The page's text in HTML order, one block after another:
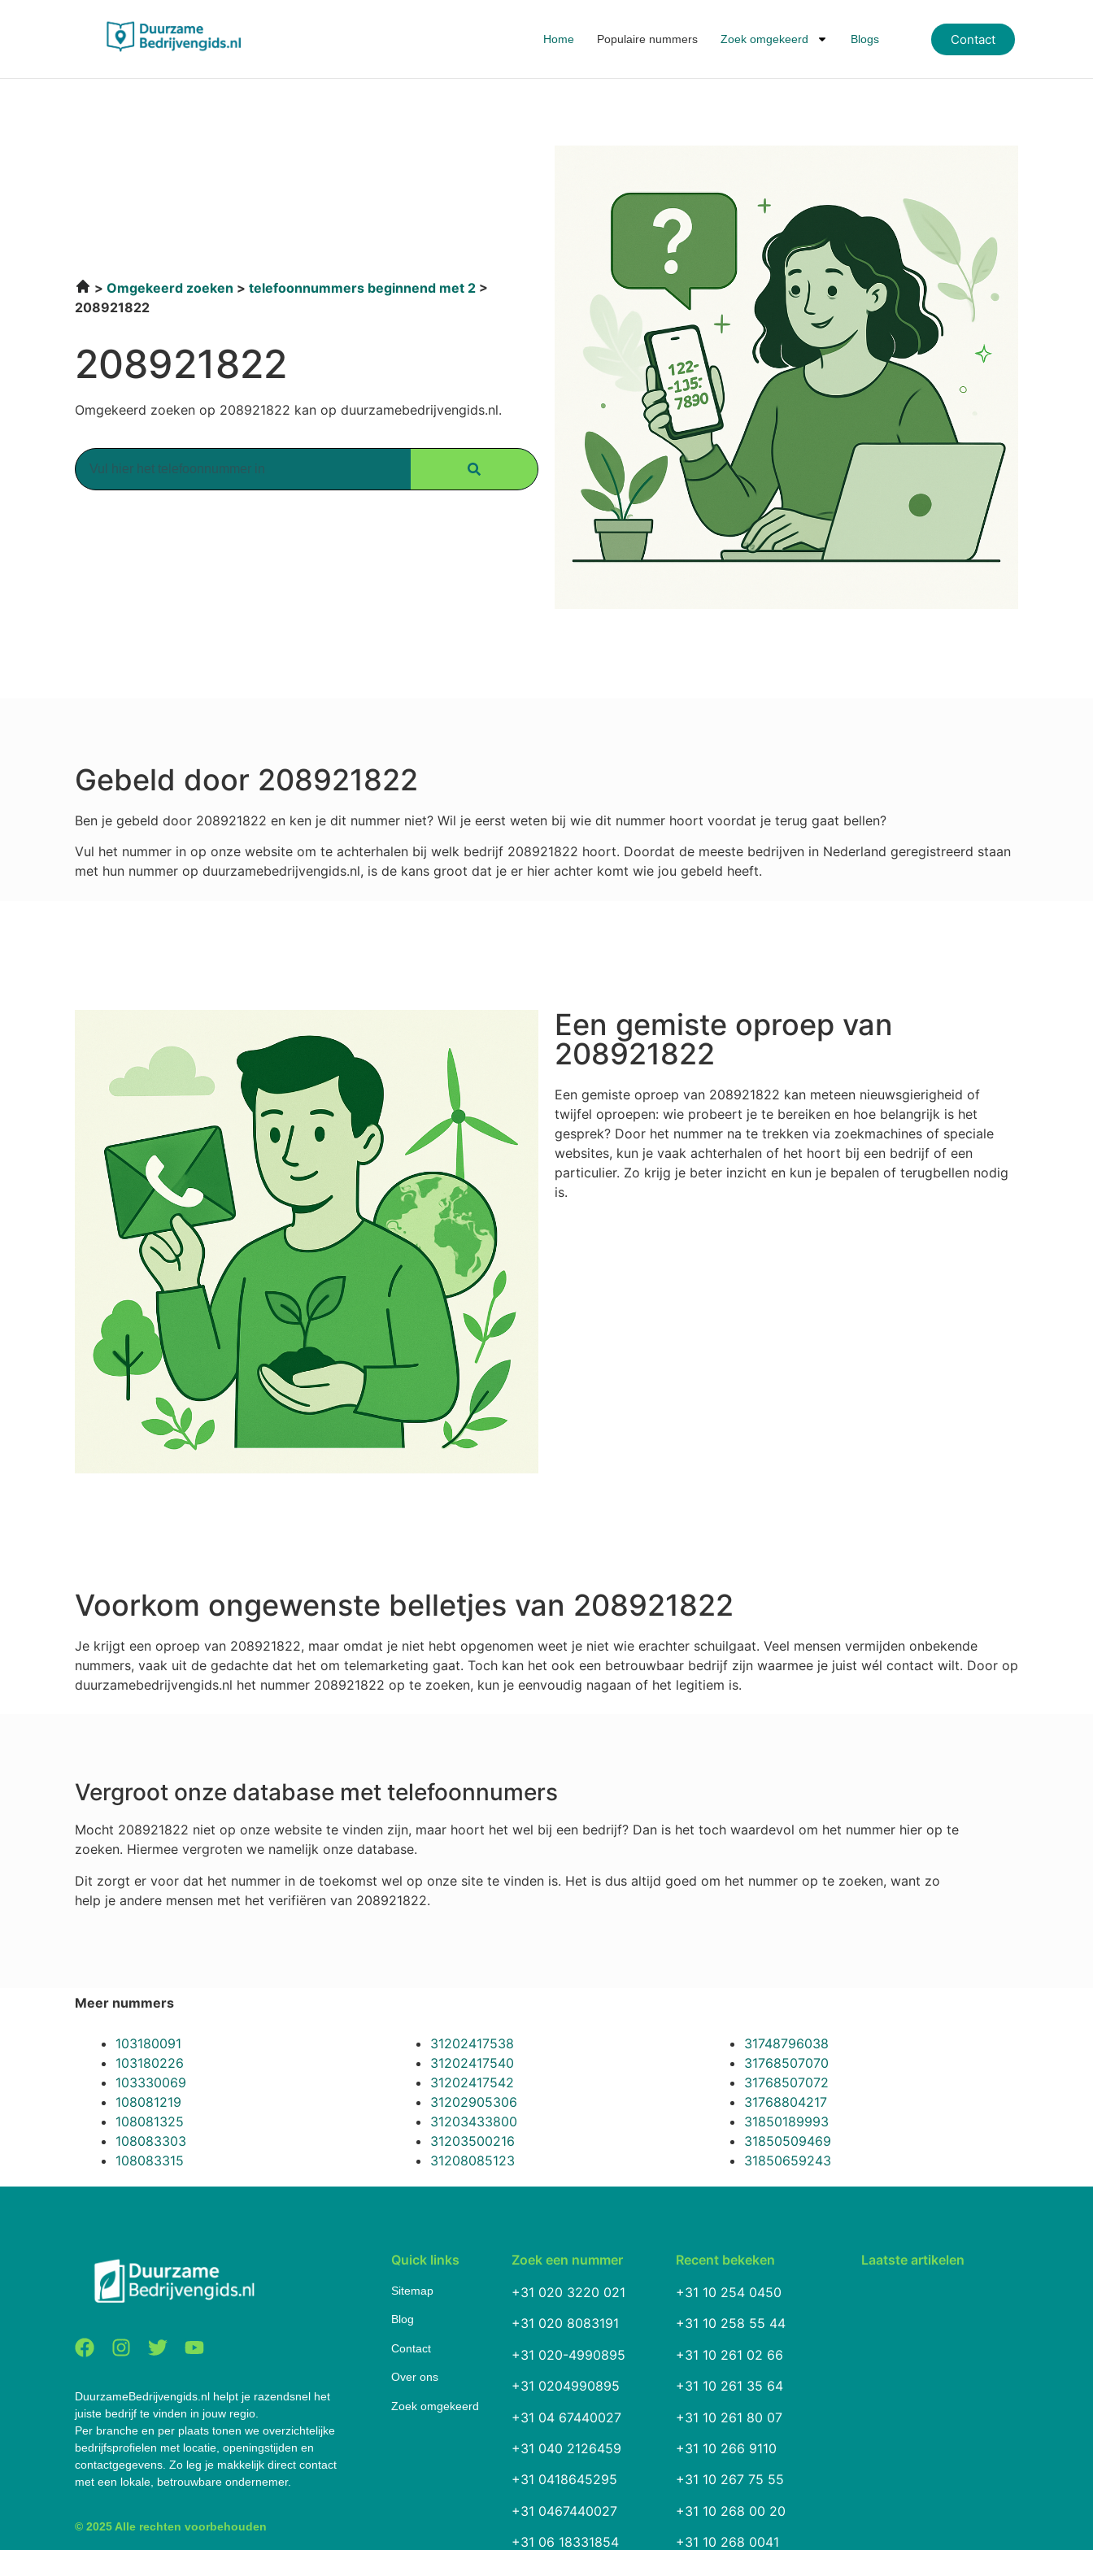
Home Populaire nummers Zoek omgekeerd Blogs Contact
Omgekeerd zoeken
telefoonnummers beginnend met 2
208921822
208921822
Omgekeerd zoeken op 208921822 kan op duurzamebedrijvengids.nl.
Gebeld door 208921822
Ben je gebeld door 208921822 en ken je dit nummer niet? Wil je eerst weten bij wie dit nummer hoort voordat je terug gaat bellen?
Vul het nummer in op onze website om te achterhalen bij welk bedrijf 208921822 hoort. Doordat de meeste bedrijven in Nederland geregistreerd staan
met hun nummer op duurzamebedrijvengids.nl, is de kans groot dat je er hier achter komt wie jou gebeld heeft.
Een gemiste oproep van
208921822
Een gemiste oproep van 208921822 kan meteen nieuwsgierigheid of
twijfel oproepen: wie probeert je te bereiken en hoe belangrijk is het
gesprek? Door het nummer na te trekken via zoekmachines of speciale
websites, kun je vaak achterhalen of het hoort bij een bedrijf of een
particulier. Zo krijg je beter inzicht en kun je bepalen of terugbellen nodig
is.
Voorkom ongewenste belletjes van 208921822
Je krijgt een oproep van 208921822, maar omdat je niet hebt opgenomen weet je niet wie erachter schuilgaat. Veel mensen vermijden onbekende
nummers, vaak uit de gedachte dat het om telemarketing gaat. Toch kan het ook een betrouwbaar bedrijf zijn waarmee je juist wél contact wilt. Door op
duurzamebedrijvengids.nl het nummer 208921822 op te zoeken, kun je eenvoudig nagaan of het legitiem is.
Vergroot onze database met telefoonnumers
Mocht 208921822 niet op onze website te vinden zijn, maar hoort het wel bij een bedrijf? Dan is het toch waardevol om het nummer hier op te
zoeken. Hiermee vergroten we namelijk onze database.
Dit zorgt er voor dat het nummer in de toekomst wel op onze site te vinden is. Het is dus altijd goed om het nummer op te zoeken, want zo
help je andere mensen met het verifiëren van 208921822.
Meer nummers
103180091
103180226
103330069
108081219
108081325
108083303
108083315
31202417538
31202417540
31202417542
31202905306
31203433800
31203500216
31208085123
31748796038
31768507070
31768507072
31768804217
31850189993
31850509469
31850659243
DuurzameBedrijvengids.nl helpt je razendsnel het
juiste bedrijf te vinden in jouw regio.
Per branche en per plaats tonen we overzichtelijke
bedrijfsprofielen met locatie, openingstijden en
contactgegevens. Zo leg je makkelijk direct contact
met een lokale, betrouwbare ondernemer.
© 2025 Alle rechten voorbehouden
Quick links
Sitemap
Blog
Contact
Over ons
Zoek omgekeerd
Zoek een nummer
+31 020 3220 021
+31 020 8083191
+31 020-4990895
+31 0204990895
+31 04 67440027
+31 040 2126459
+31 0418645295
+31 0467440027
+31 06 18331854
Recent bekeken
+31 10 254 0450
+31 10 258 55 44
+31 10 261 02 66
+31 10 261 35 64
+31 10 261 80 07
+31 10 266 9110
+31 10 267 75 55
+31 10 268 00 20
+31 10 268 0041
Laatste artikelen